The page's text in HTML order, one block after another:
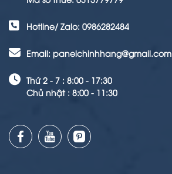
Hotline/ Zalo: 0986282484
Email: panelchinhhang@gmail.com
Thứ 2 - 7 : 8:00 - 17:30
Chủ nhật : 8:00 - 11:30